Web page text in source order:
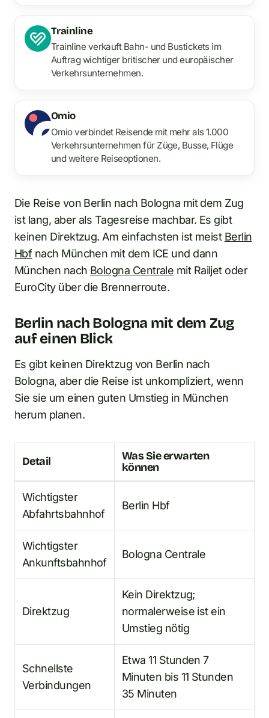
Trainline
Trainline verkauft Bahn- und Bustickets im
Auftrag wichtiger britischer und europäischer
Verkehrsunternehmen.
Omio
Omio verbindet Reisende mit mehr als 1.000
Verkehrsunternehmen für Züge, Busse, Flüge
und weitere Reiseoptionen.
Die Reise von Berlin nach Bologna mit dem Zug
ist lang, aber als Tagesreise machbar. Es gibt
keinen Direktzug. Am einfachsten ist meist Berlin
Hbfnach München mit dem ICE und dann
München nach Bologna Centrale mit Railjet oder
EuroCity über die Brennerroute.
Berlin nach Bologna mit dem Zug
auf einen Blick
Es gibt keinen Direktzug von Berlin nach
Bologna, aber die Reise ist unkompliziert, wenn
Sie sie um einen guten Umstieg in München
herum planen.
Detail
Was Sie erwarten
können
Wichtigster
Abfahrtsbahnhof
Berlin Hbf
Wichtigster
Ankunftsbahnhof
Bologna Centrale
Direktzug
Kein Direktzug;
normalerweise ist ein
Umstieg nötig
Schnellste
Verbindungen
Etwa 11 Stunden 7
Minuten bis 11 Stunden
35 Minuten